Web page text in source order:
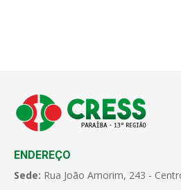
ENDEREÇO
Sede: Rua João Amorim, 243 -